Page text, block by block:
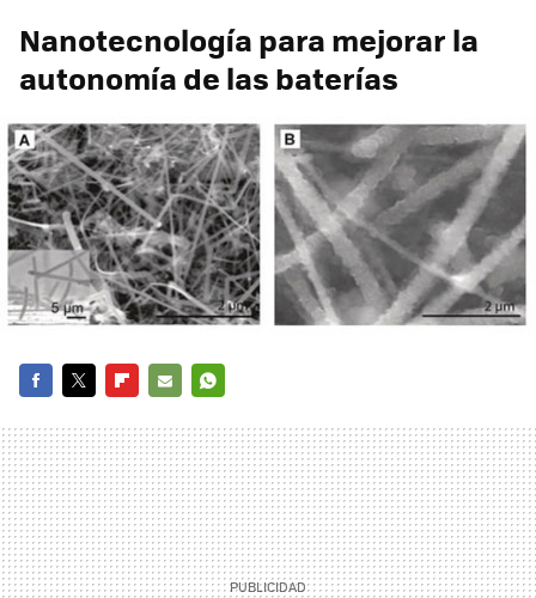
Nanotecnología para mejorar la
autonomía de las baterías
MAIL